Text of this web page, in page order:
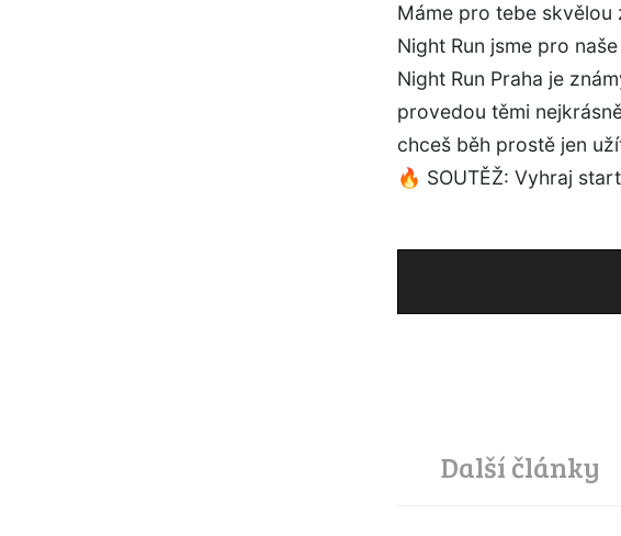
Máme pro tebe skvělou
Night Run jsme pro
Night Run Praha je
provedou těmi
chceš běh prostě jen
🔥 SOUTĚŽ: Vyhraj
Další články